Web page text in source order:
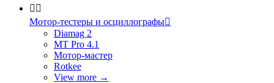
 
Мотор-тестеры и осциллографы
Diamag 2
MT Pro 4.1
Мотор-мастер
Rotkee
View more →